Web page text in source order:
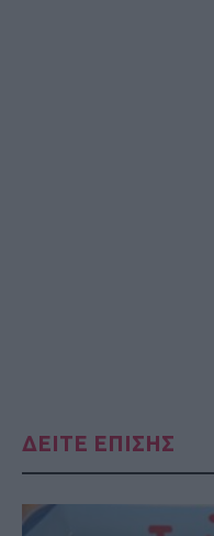
ΔΕΙΤΕ ΕΠΙΣΗΣ